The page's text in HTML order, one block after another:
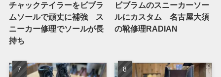
チャックテイラーをビブラ
ムソールで頑丈に補強 ス
ニーカー修理でソールが長
持ち
ビブラムのスニーカーソー
ルにカスタム 名古屋大須
の靴修理RADIAN